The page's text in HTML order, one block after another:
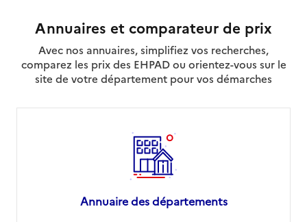
Annuaires et comparateur de prix
Avec nos annuaires, simplifiez vos recherches,
comparez les prix des EHPAD ou orientez-vous sur le
site de votre département pour vos démarches
Annuaire des départements